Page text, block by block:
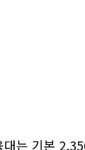
대는 기본